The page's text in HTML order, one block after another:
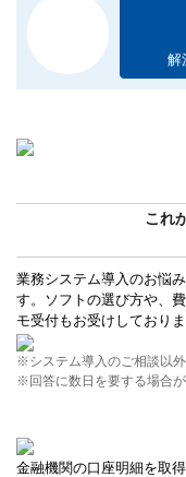
解
これ
業務システム導入のお悩
す。ソフトの選び方や、
モ受付もお受けしておりま
※システム導入のご相談以
※回答に数日を要する場合が
金融機関の口座明細を取